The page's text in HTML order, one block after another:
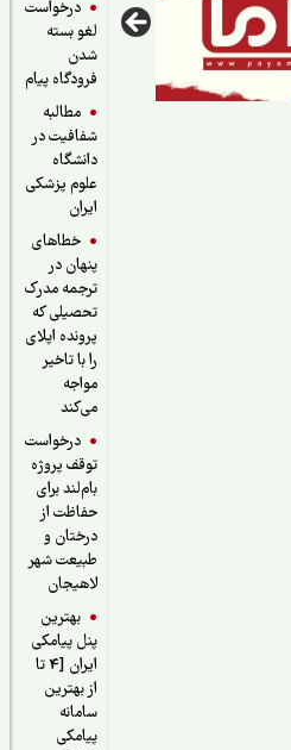
درخواست
لغو بسته
فرودگاه پیام
مطالبه
شفافیت در
دانشگاه
علوم پزشکی
خطاهای
پنهان در
ترجمه مدرک
تحصیلی که
پرونده اپلای
را با تاخیر
درخواست
توقف پروژه
بام‌لند برای
حفاظت از
درختان و
طبیعت شهر
لاهیجان
بهترین
پنل پیامکی
ایران [4 تا
از بهترین
سامانه
پیامکی